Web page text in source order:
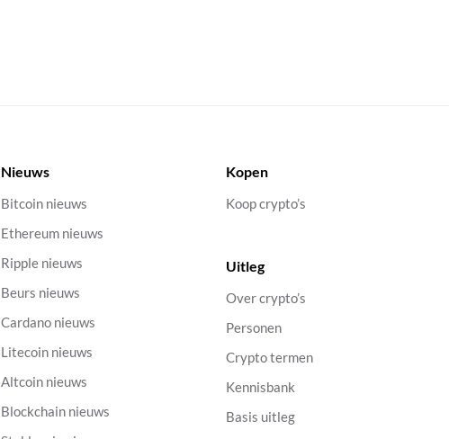
Nieuws
Bitcoin nieuws
Ethereum nieuws
Ripple nieuws
Beurs nieuws
Cardano nieuws
Litecoin nieuws
Altcoin nieuws
Blockchain nieuws
Kopen
Koop crypto’s
Uitleg
Over crypto’s
Personen
Crypto termen
Kennisbank
Basis uitleg